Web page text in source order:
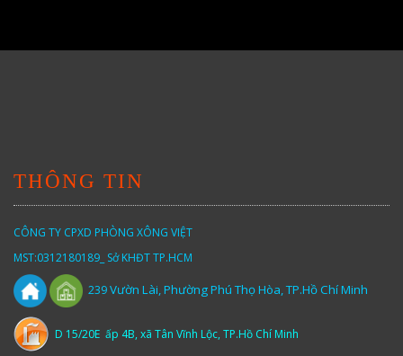
THÔNG TIN
CÔNG TY CPXD PHÒNG XÔNG VIỆT
MST:0312180189_ Sở KHĐT TP.HCM
239Vườn Lài,Phường Phú Thọ Hòa, TP.Hồ Chí Minh
D 15/20E ấp 4B, xã Tân Vĩnh Lộc, TP.Hồ Chí Minh